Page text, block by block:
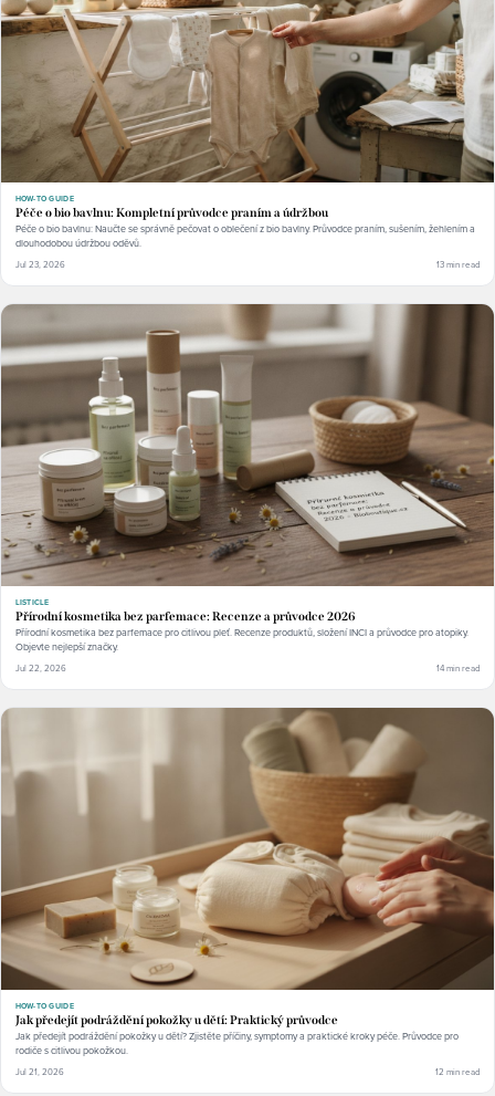
HOW-TO GUIDE
Péče o bio bavlnu: Kompletní průvodce praním a údržbou
Péče o bio bavlnu: Naučte se správně pečovat o oblečení z bio bavlny. Průvodce praním, sušením, žehlením a
dlouhodobou údržbou oděvů.
Jul 23, 2026 13 min read
LISTICLE
Přírodní kosmetika bez parfemace: Recenze a průvodce 2026
Přírodní kosmetika bez parfemace pro citlivou pleť. Recenze produktů, složení INCI a průvodce pro atopiky.
Objevte nejlepší značky.
Jul 22, 2026 14 min read
HOW-TO GUIDE
Jak předejít podráždění pokožky u dětí: Praktický průvodce
Jak předejít podráždění pokožky u dětí? Zjistěte příčiny, symptomy a praktické kroky péče. Průvodce pro
rodiče s citlivou pokožkou.
Jul 21, 2026 12 min read